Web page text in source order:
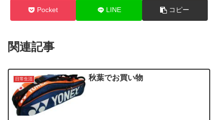
Pocket LINE コピー
関連記事
日常生活 秋葉でお買い物